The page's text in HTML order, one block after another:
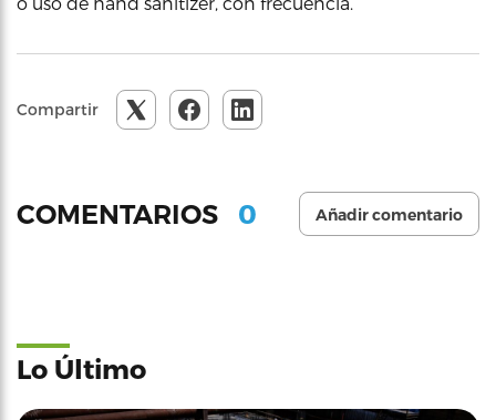
Compartir
COMENTARIOS 0 Añadir comentario
Lo Último